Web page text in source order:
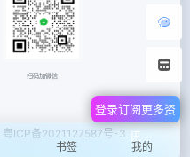
书签 我的
登录订阅更多资
讯
扫码加微信
粤ICP备2021127587号-3